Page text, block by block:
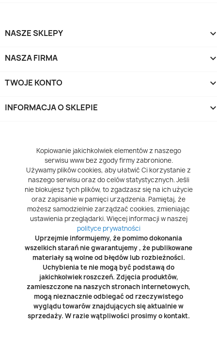
NASZE SKLEPY
NASZA FIRMA
TWOJE KONTO
INFORMACJA O SKLEPIE
Kopiowanie jakichkolwiek elementów z naszego
serwisu www bez zgody firmy zabronione.
Używamy plików cookies, aby ułatwić Ci korzystanie z
naszego serwisu oraz do celów statystycznych. Jeśli
nie blokujesz tych plików, to zgadzasz się na ich użycie
oraz zapisanie w pamięci urządzenia. Pamiętaj, że
możesz samodzielnie zarządzać cookies, zmieniając
ustawienia przeglądarki. Więcej informacji w naszej
polityce prywatności
Uprzejmie informujemy, że pomimo dokonania
wszelkich starań nie gwarantujemy , że publikowane
materiały są wolne od błędów lub rozbieżności.
Uchybienia te nie mogą być podstawą do
jakichkolwiek roszczeń. Zdjęcia produktów,
zamieszczone na naszych stronach internetowych,
mogą nieznacznie odbiegać od rzeczywistego
wyglądu towarów znajdujących się aktualnie w
sprzedaży. W razie wątpliwości prosimy o kontakt.